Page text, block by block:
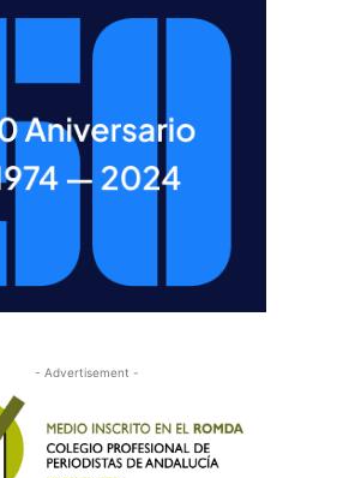
- Advertisement -